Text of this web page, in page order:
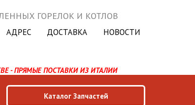
ГОРЕЛОК И КОТЛОВ
АДРЕС ДОСТАВКА НОВОСТИ
- ПРЯМЫЕ ПОСТАВКИ ИЗ ИТАЛИИ
Каталог Запчастей